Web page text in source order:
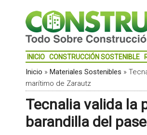
INICIO CONSTRUCCIÓN SOSTENIBLE
Inicio » Materiales Sostenibles »
marítimo de Zarautz
Tecnalia valida la
barandilla del